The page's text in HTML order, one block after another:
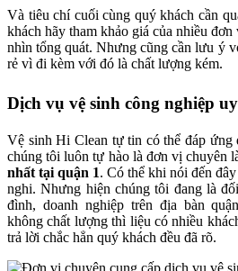
Và tiêu chí cuối cùng quý khách cần
khách hãy tham khảo giá của nhiều
nhìn tổng quát. Nhưng cũng cần lưu ý
rẻ vì đi kèm với đó là chất lượng kém.
Dịch vụ vệ sinh công nghiệp
Vệ sinh Hi Clean tự tin có thể đáp ứng
chúng tôi luôn tự hào là đơn vị chuyên
nhất tại quận 1. Có thể khi nói đến
nghi. Nhưng hiện chúng tôi đang là
đình, doanh nghiệp trên địa bàn
không chất lượng thì liệu có nhiều
trả lời chắc hẳn quý khách đều đã rõ.